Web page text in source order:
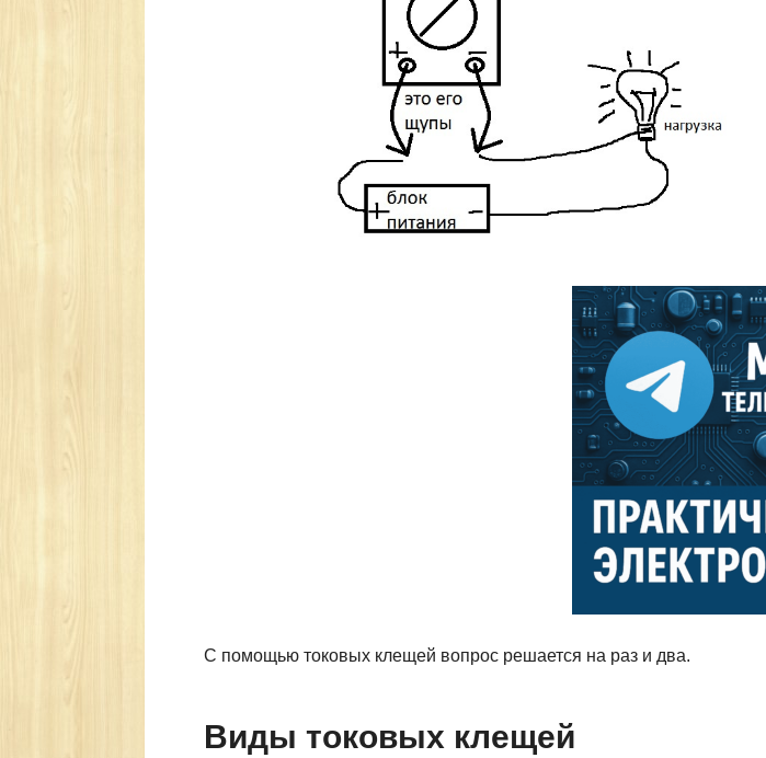
С помощью токовых клещей вопрос решается на раз и два.
Виды токовых клещей